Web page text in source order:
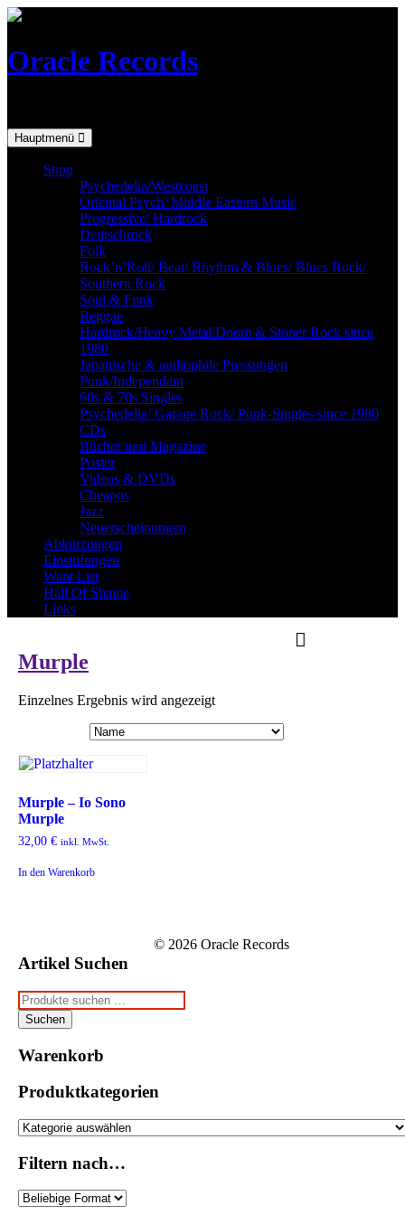
Skip
Oracle Records
Hauptmenü
Shop
Psychedelia/Westcoast
Oriental Psych/ Middle Eastern Music
Progressive/ Hardrock
Deutschrock
Folk
Rock’n’Roll/ Beat/ Rhythm & Blues/ Blues Rock/
Southern Rock
Soul & Funk
Reggae
Hardrock/Heavy Metal/Doom & Stoner Rock since
1980
Japanische & audiophile Pressungen
Punk/Independant
60s & 70s Singles
Psychedelia/ Garage Rock/ Punk-Singles since 1980
CDs
Bücher und Magazine
Poster
Videos & DVDs
Cheapos
Jazz
Neuerscheinungen
Abkürzungen
Einstufungen
Want List
Hall Of Shame
Links
Murple
Einzelnes Ergebnis wird angezeigt
Murple – Io Sono
Murple
32,00 € inkl. MwSt.
In den Warenkorb
Artikel Suchen
Suchen
nach:
Suchen
Warenkorb
Produktkategorien
Filtern nach…
© 2026 Oracle Records